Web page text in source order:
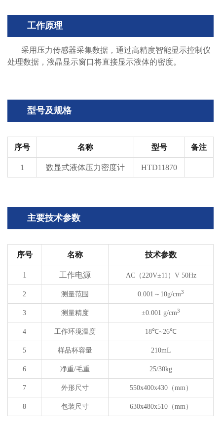
工作原理
采用压力传感器采集数据，通过高精度智能显示控制仪
处理数据，液晶显示窗口将直接显示液体的密度。
型号及规格
序号 名称 型号 备注
1 数显式液体压力密度计 HTD11870
主要技术参数
序号 名称 技术参数
1 工作电源 AC（ 220V±11 ） V 50Hz
2 测量范围 0.001 ～ 10g/cm3
3 测量精度 ±0.001 g/cm3
4 工作环境温度 18℃~26℃
5 样品杯容量 210mL
6 净重/毛重 25/30kg
7 外形尺寸 550x400x430（mm ）
8 包装尺寸 630x480x510（mm ）